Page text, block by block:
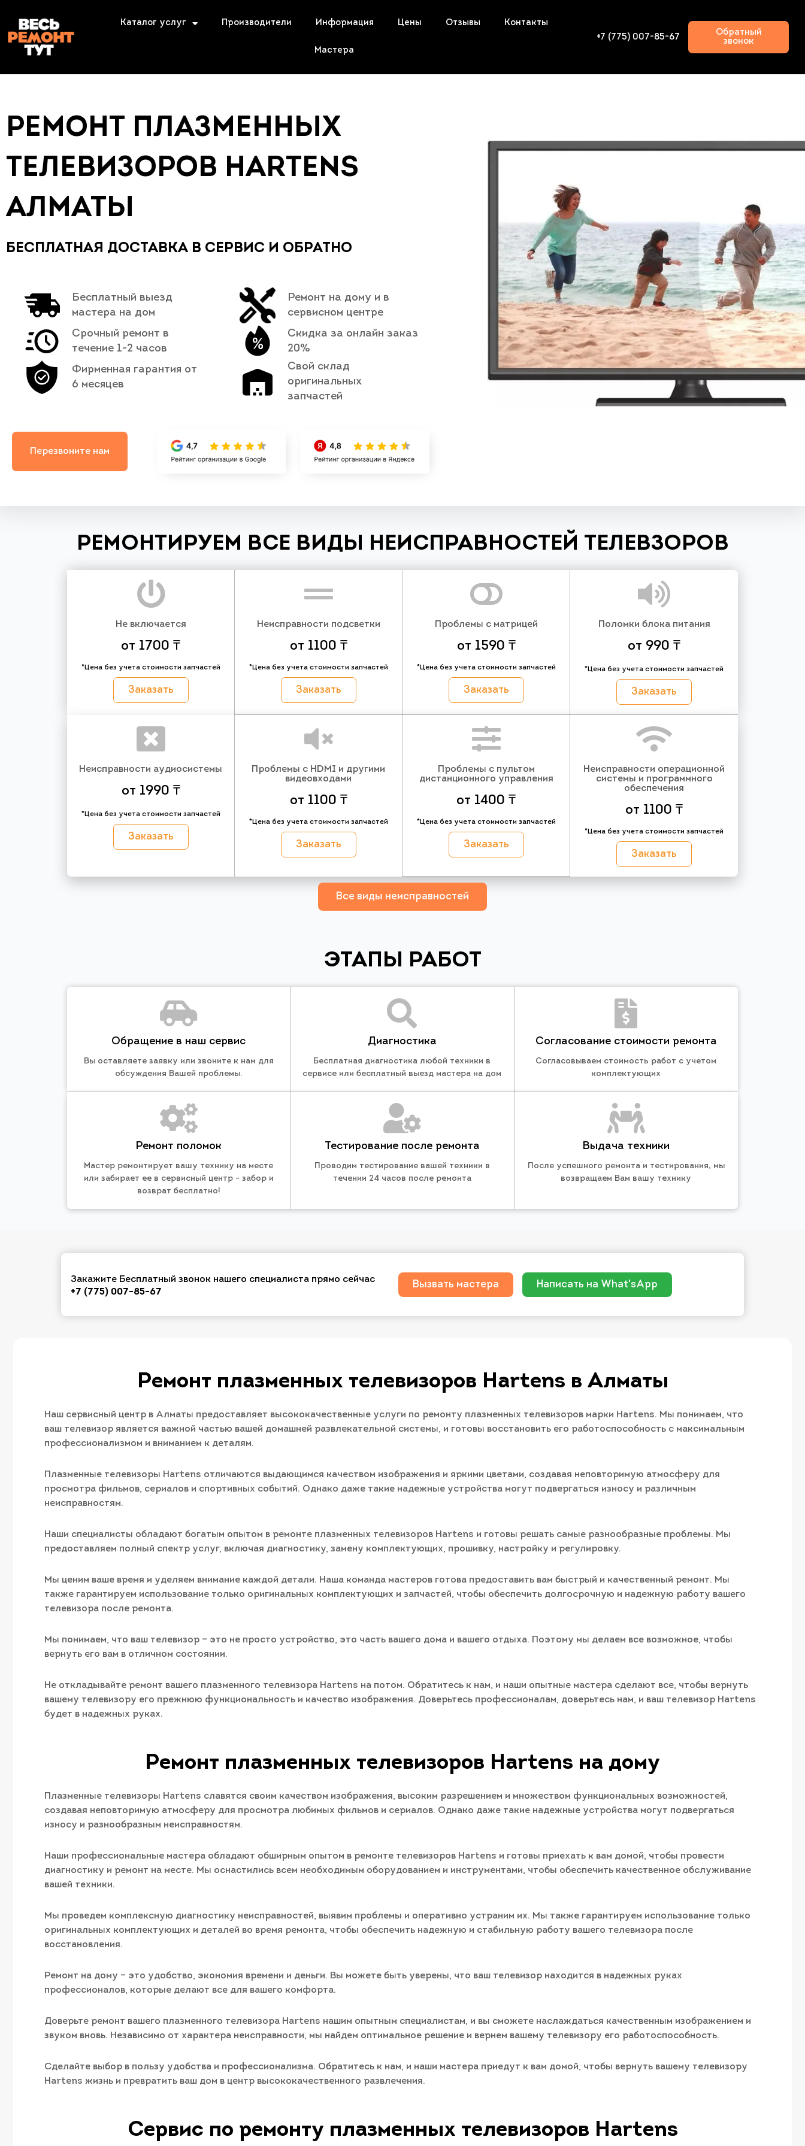
Каталог услуг Производители Информация Цены Отзывы Контакты
Мастера
+7 (775) 007-85-67
Обратный
звонок
РЕМОНТ ПЛАЗМЕННЫХ
ТЕЛЕВИЗОРОВ HARTENS
АЛМАТЫ
БЕСПЛАТНАЯ ДОСТАВКА В СЕРВИС И ОБРАТНО
Бесплатный выезд
мастера на дом
Срочный ремонт в
течение 1-2 часов
Фирменная гарантия от
6 месяцев
Ремонт на дому и в
сервисном центре
Скидка за онлайн заказ
20%
Свой склад
оригинальных
запчастей
Перезвоните нам
РЕМОНТИРУЕМ ВСЕ ВИДЫ НЕИСПРАВНОСТЕЙ ТЕЛЕВЗОРОВ
Не включается
от 1700 ₸
*Цена без учета стоимости запчастей
Заказать
Неисправности подсветки
от 1100 ₸
*Цена без учета стоимости запчастей
Заказать
Проблемы с матрицей
от 1590 ₸
*Цена без учета стоимости запчастей
Заказать
Поломки блока питания
от 990 ₸
*Цена без учета стоимости запчастей
Заказать
Неисправности аудиосистемы
от 1990 ₸
*Цена без учета стоимости запчастей
Заказать
Проблемы с HDMI и другими
видеовходами
от 1100 ₸
*Цена без учета стоимости запчастей
Заказать
Проблемы с пультом
дистанционного управления
от 1400 ₸
*Цена без учета стоимости запчастей
Заказать
Неисправности операционной
системы и программного
обеспечения
от 1100 ₸
*Цена без учета стоимости запчастей
Заказать
Все виды неисправностей
ЭТАПЫ РАБОТ
Обращение в наш сервис
Вы оставляете заявку или звоните к нам для
обсуждения Вашей проблемы.
Диагностика
Бесплатная диагностика любой техники в
сервисе или бесплатный выезд мастера на дом
Согласование стоимости ремонта
Согласовываем стоимость работ с учетом
комплектующих
Ремонт поломок
Мастер ремонтирует вашу технику на месте
или забирает ее в сервисный центр - забор и
возврат бесплатно!
Тестирование после ремонта
Проводим тестирование вашей техники в
течении 24 часов после ремонта
Выдача техники
После успешного ремонта и тестирования, мы
возвращаем Вам вашу технику
Закажите Бесплатный звонок нашего специалиста прямо сейчас
+7 (775) 007-85-67
Вызвать мастера Написать на What'sApp
Ремонт плазменных телевизоров Hartens в Алматы
Наш сервисный центр в Алматы предоставляет высококачественные услуги по ремонту плазменных телевизоров марки Hartens. Мы понимаем, что
ваш телевизор является важной частью вашей домашней развлекательной системы, и готовы восстановить его работоспособность с максимальным
профессионализмом и вниманием к деталям.
Плазменные телевизоры Hartens отличаются выдающимся качеством изображения и яркими цветами, создавая неповторимую атмосферу для
просмотра фильмов, сериалов и спортивных событий. Однако даже такие надежные устройства могут подвергаться износу и различным
неисправностям.
Наши специалисты обладают богатым опытом в ремонте плазменных телевизоров Hartens и готовы решать самые разнообразные проблемы. Мы
предоставляем полный спектр услуг, включая диагностику, замену комплектующих, прошивку, настройку и регулировку.
Мы ценим ваше время и уделяем внимание каждой детали. Наша команда мастеров готова предоставить вам быстрый и качественный ремонт. Мы
также гарантируем использование только оригинальных комплектующих и запчастей, чтобы обеспечить долгосрочную и надежную работу вашего
телевизора после ремонта.
Мы понимаем, что ваш телевизор – это не просто устройство, это часть вашего дома и вашего отдыха. Поэтому мы делаем все возможное, чтобы
вернуть его вам в отличном состоянии.
Не откладывайте ремонт вашего плазменного телевизора Hartens на потом. Обратитесь к нам, и наши опытные мастера сделают все, чтобы вернуть
вашему телевизору его прежнюю функциональность и качество изображения. Доверьтесь профессионалам, доверьтесь нам, и ваш телевизор Hartens
будет в надежных руках.
Ремонт плазменных телевизоров Hartens на дому
Плазменные телевизоры Hartens славятся своим качеством изображения, высоким разрешением и множеством функциональных возможностей,
создавая неповторимую атмосферу для просмотра любимых фильмов и сериалов. Однако даже такие надежные устройства могут подвергаться
износу и разнообразным неисправностям.
Наши профессиональные мастера обладают обширным опытом в ремонте телевизоров Hartens и готовы приехать к вам домой, чтобы провести
диагностику и ремонт на месте. Мы оснастились всем необходимым оборудованием и инструментами, чтобы обеспечить качественное обслуживание
вашей техники.
Мы проведем комплексную диагностику неисправностей, выявим проблемы и оперативно устраним их. Мы также гарантируем использование только
оригинальных комплектующих и деталей во время ремонта, чтобы обеспечить надежную и стабильную работу вашего телевизора после
восстановления.
Ремонт на дому – это удобство, экономия времени и деньги. Вы можете быть уверены, что ваш телевизор находится в надежных руках
профессионалов, которые делают все для вашего комфорта.
Доверьте ремонт вашего плазменного телевизора Hartens нашим опытным специалистам, и вы сможете наслаждаться качественным изображением и
звуком вновь. Независимо от характера неисправности, мы найдем оптимальное решение и вернем вашему телевизору его работоспособность.
Сделайте выбор в пользу удобства и профессионализма. Обратитесь к нам, и наши мастера приедут к вам домой, чтобы вернуть вашему телевизору
Hartens жизнь и превратить ваш дом в центр высококачественного развлечения.
Сервис по ремонту плазменных телевизоров Hartens